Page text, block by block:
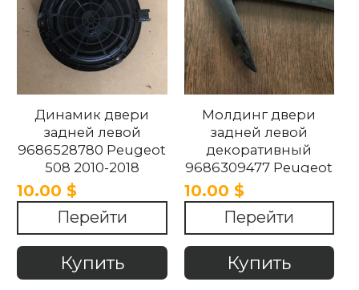
Динамик двери
задней левой
9686528780 Peugeot
508 2010-2018
10.00 $
Перейти
Купить
Молдинг двери
задней левой
декоративный
9686309477 Peugeot
508 2010-2018
10.00 $
Перейти
Купить